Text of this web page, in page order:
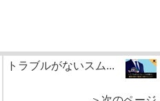
トラブルがないスム...